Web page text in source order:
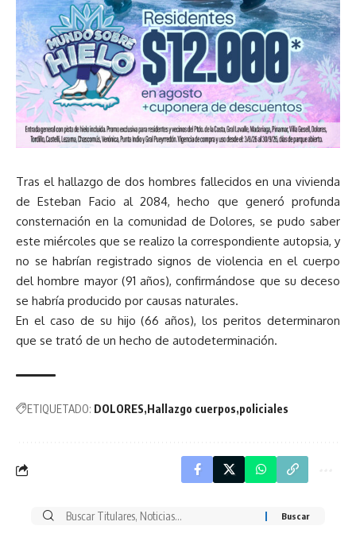
Tras el hallazgo de dos hombres fallecidos en una vivienda
de Esteban Facio al 2084, hecho que generó profunda
consternación en la comunidad de Dolores, se pudo saber
este miércoles que se realizo la correspondiente autopsia, y
no se habrían registrado signos de violencia en el cuerpo
del hombre mayor (91 años), confirmándose que su deceso
se habría producido por causas naturales.
En el caso de su hijo (66 años), los peritos determinaron
que se trató de un hecho de autodeterminación.
ETIQUETADO: DOLORES Hallazgo cuerpos policiales
Buscar